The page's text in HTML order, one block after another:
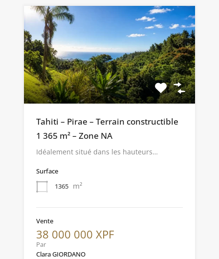
Tahiti – Pirae – Terrain constructible
1 365 m² – Zone NA
Idéalement situé dans les hauteurs…
Surface
1365 m²
Vente
38 000 000 XPF
Par
Clara GIORDANO